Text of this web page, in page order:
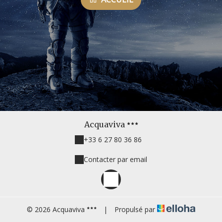
Acquaviva
+33 6 27 80 36 86
Contacter par email
© 2026 Acquaviva | Propulsé par